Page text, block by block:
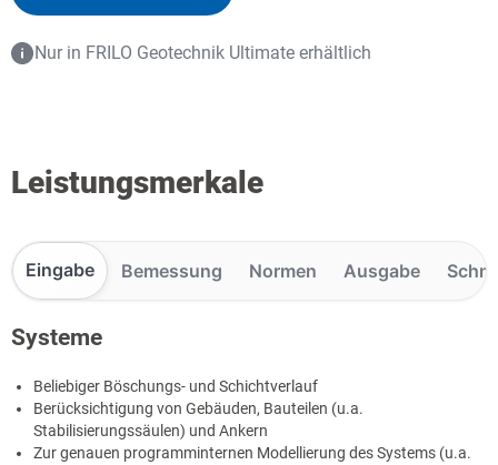
Nur in FRILO Geotechnik Ultimate erhältlich
Leistungsmerkale
Eingabe Bemessung Normen Ausgabe
Systeme
Beliebiger Böschungs- und Schichtverlauf
Berücksichtigung von Gebäuden, Bauteilen (u.a.
Stabilisierungssäulen) und Ankern
Zur genauen programminternen Modellierung des Systems (u.a.